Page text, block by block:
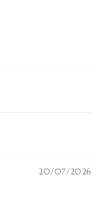
20/07/2026